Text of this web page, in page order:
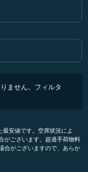
ません。フィルタ
安値です。空席状況によ
がございます。超過手荷物料
合がございますので、あらか